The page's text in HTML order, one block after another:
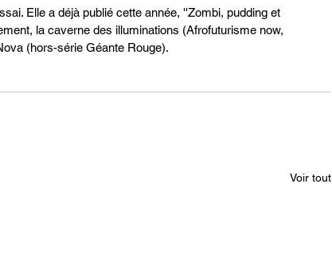
Elle a déjà publié cette année, ''Zombi, pudding et
la caverne des illuminations (Afrofuturisme now,
(hors-série Géante Rouge).
Voir tout